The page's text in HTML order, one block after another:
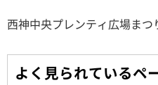
西神中央プレンティ広場まつ
よく見られているペ